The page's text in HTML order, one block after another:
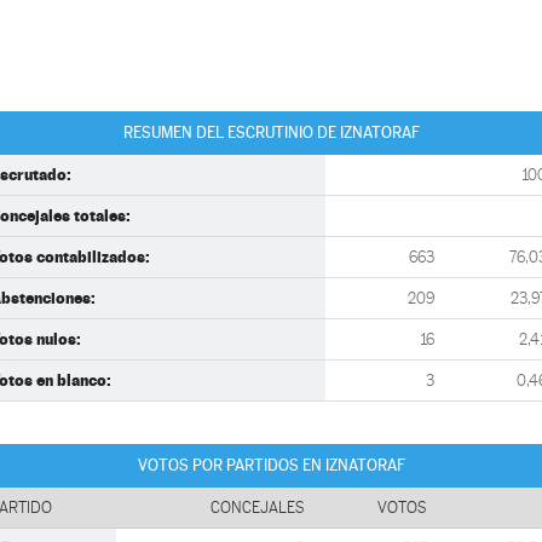
RESUMEN DEL ESCRUTINIO DE IZNATORAF
totales:
contabilizados: 663
209
nulos: 16
en blanco: 3
VOTOS POR PARTIDOS EN IZNATORAF
CONCEJALES VOTOS